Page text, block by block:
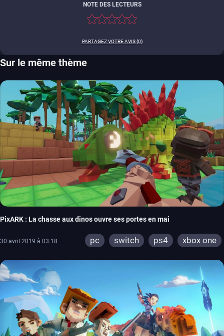
NOTE DES LECTEURS
PARTAGEZ VOTRE AVIS (0)
Sur le même thème
PixARK : La chasse aux dinos ouvre ses portes en mai
30 avril 2019 à 03:18 pc switch ps4 xbox one